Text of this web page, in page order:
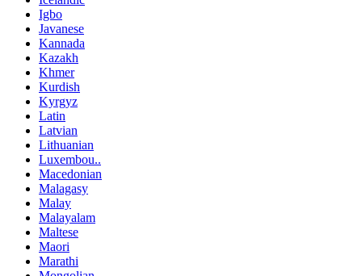
Igbo
Javanese
Kannada
Kazakh
Khmer
Kurdish
Kyrgyz
Latin
Latvian
Lithuanian
Luxembou..
Macedonian
Malagasy
Malay
Malayalam
Maltese
Maori
Marathi